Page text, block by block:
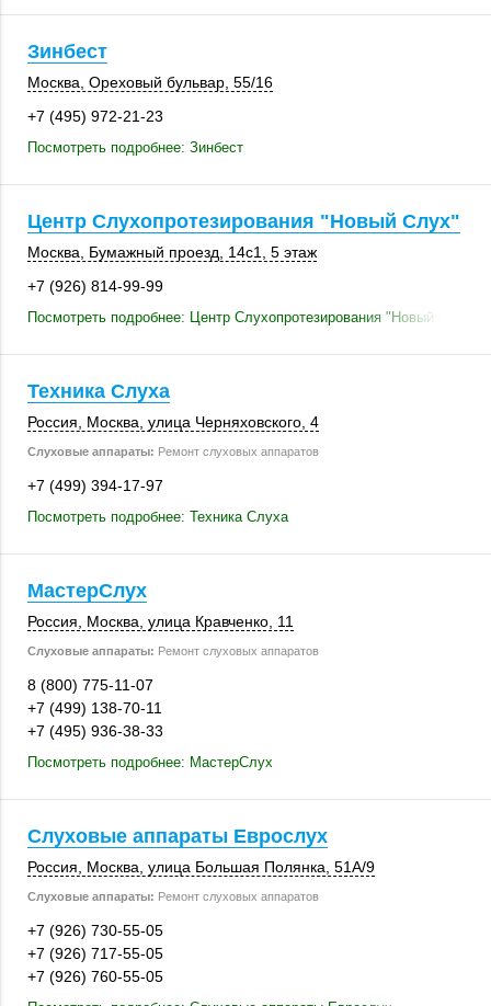
Зинбест
Москва Ореховый бульвар 55/16
+7 (495) 972-21-23
Посмотреть подробнее: Зинбест
Центр Слухопротезирования "Новый Слух"
Москва Бумажный проезд 14с1
5 этаж
+7 (926) 814-99-99
Посмотреть подробнее: Центр Слухопротезирования "Новый Слух"
Техника Слуха
Россия Москва , улица Черняховского, 4
Слуховые аппараты: Ремонт слуховых аппаратов
+7 (499) 394-17-97
Посмотреть подробнее: Техника Слуха
МастерСлух
Россия Москва улица Кравченко, 11
Слуховые аппараты: Ремонт слуховых аппаратов
8 (800) 775-11-07
+7 (499) 138-70-11
+7 (495) 936-38-33
Посмотреть подробнее: МастерСлух
Слуховые аппараты Еврослух
Россия Москва , улица Большая Полянка, 51А/9
Слуховые аппараты: Ремонт слуховых аппаратов
+7 (926) 730-55-05
+7 (926) 717-55-05
+7 (926) 760-55-05